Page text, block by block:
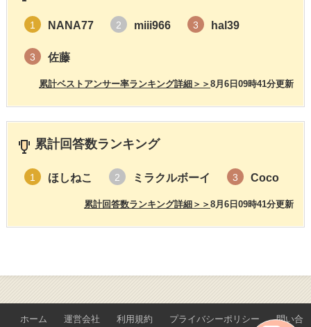
1 NANA77 2 miii966 3 hal39
3 佐藤
8月6日09時41分更新
累計ベストアンサー率ランキング詳細＞＞
累計回答数ランキング
1 ほしねこ 2 ミラクルボーイ 3 Coco
8月6日09時41分更新
累計回答数ランキング詳細＞＞
ホーム 運営会社 利用規約 プライバシーポリシー 問い合